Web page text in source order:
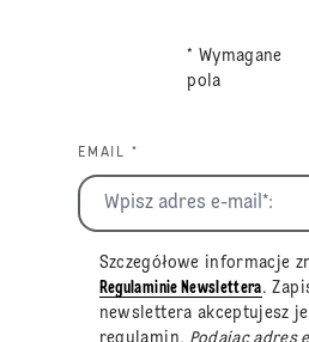
* Wymagane
pola
EMAIL *
Szczegółowe informacje
Regulaminie Newslettera.
newslettera akceptujesz
regulamin. Podając adres